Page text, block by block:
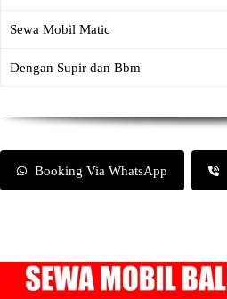
Sewa Mobil Matic
Dengan Supir dan Bbm
Booking Via WhatsApp